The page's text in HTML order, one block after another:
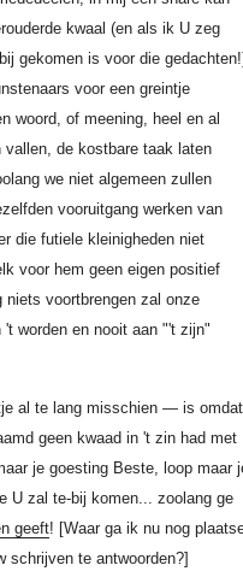
kwaal (en als ik U zeg
gekomen is voor die
voor een greintje
woord, of meening, heel en al
de kostbare taak laten
we niet algemeen zullen
vooruitgang werken van
die futiele kleinigheden niet
voor hem geen eigen positief
voortbrengen zal onze
worden en nooit aan "'t zijn"
al te lang misschien — is omdat
geen kwaad in 't zin had met
je goesting Beste, loop maar
U zal te-bij komen... zoolang ge
geeft! [Waar ga ik nu nog
schrijven te antwoorden?]